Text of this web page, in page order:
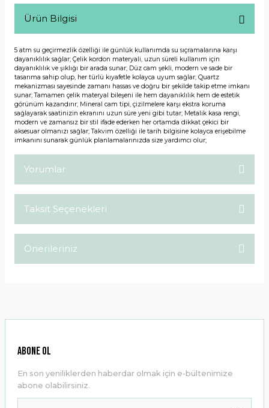
Ürün Bilgisi
5 atm su geçirmezlik özelliği ile günlük kullanımda su sıçramalarına karşı
dayanıklılık sağlar; Çelik kordon materyali, uzun süreli kullanım için
dayanıklılık ve şıklığı bir arada sunar; Düz cam şekli, modern ve sade bir
tasarıma sahip olup, her türlü kıyafetle kolayca uyum sağlar; Quartz
mekanizması sayesinde zamanı hassas ve doğru bir şekilde takip etme imkanı
sunar; Tamamen çelik materyal bileşeni ile hem dayanıklılık hem de estetik
görünüm kazandırır; Mineral cam tipi, çizilmelere karşı ekstra koruma
sağlayarak saatinizin ekranını uzun süre yeni gibi tutar; Metalik kasa rengi,
modern ve zamansız bir stil ifade ederken her ortamda dikkat çekici bir
aksesuar olmanızı sağlar; Takvim özelliği ile tarih bilgisine kolayca erişebilme
imkanını sunarak günlük planlamalarınızda size yardımcı olur;
Yorumlar
Taksit Seçenekleri
Önerileriniz
Ürün resmi kalitesiz, bozuk veya görüntülenemiyor.
Ürün bilgilerinde hatalar bulunuyor.
Ürün fiyatı diğer sitelerden daha pahalı.
ABONE OL
En son yeniliklerden haberdar olmak için e-bültenimize
abone olabilirsiniz.